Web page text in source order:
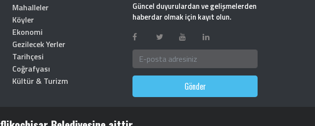
Mahalleler
Köyler
Ekonomi
Gezilecek Yerler
Tarihçesi
Coğrafyası
Kültür & Turizm
Güncel duyurulardan ve gelişmelerden
haberdar olmak için kayıt olun.
Gönder